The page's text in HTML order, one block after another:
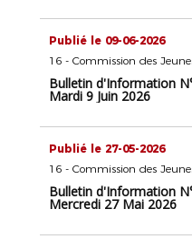
Publié le 09-06-2026
Bulletin d'Information
Mardi 9 Juin 2026
Publié le 27-05-2026
Bulletin d'Information
Mercredi 27 Mai 2026